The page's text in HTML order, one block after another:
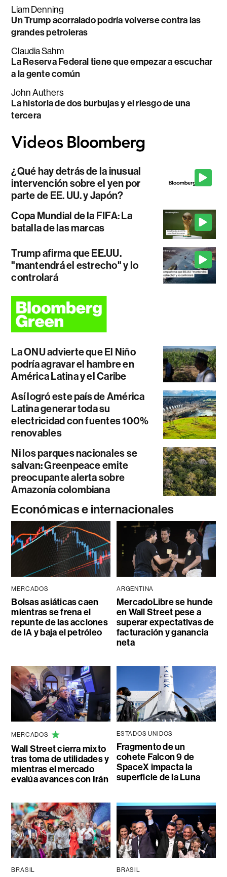
Liam Denning
Un Trump acorralado podría volverse contra las
grandes petroleras
Claudia Sahm
La Reserva Federal tiene que empezar a escuchar
a la gente común
John Authers
La historia de dos burbujas y el riesgo de una
tercera
¿Qué hay detrás de la inusual
intervención sobre el yen por
parte de EE. UU. y Japón?
Copa Mundial de la FIFA: La
batalla de las marcas
Trump afirma que EE.UU.
"mantendrá el estrecho" y lo
controlará
La ONU advierte que El Niño
podría agravar el hambre en
América Latina y el Caribe
Así logró este país de América
Latina generar toda su
electricidad con fuentes 100%
renovables
Ni los parques nacionales se
salvan: Greenpeace emite
preocupante alerta sobre
Amazonía colombiana
Económicas e internacionales
MERCADOS
Bolsas asiáticas caen
mientras se frena el
repunte de las acciones
de IA y baja el petróleo
ARGENTINA
MercadoLibre se hunde
en Wall Street pese a
superar expectativas de
facturación y ganancia
neta
MERCADOS
Wall Street cierra mixto
tras toma de utilidades y
mientras el mercado
evalúa avances con Irán
ESTADOS UNIDOS
Fragmento de un
cohete Falcon 9 de
SpaceX impacta la
superficie de la Luna
BRASIL BRASIL